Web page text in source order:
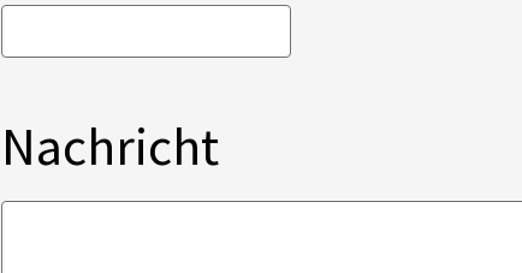
Nachricht